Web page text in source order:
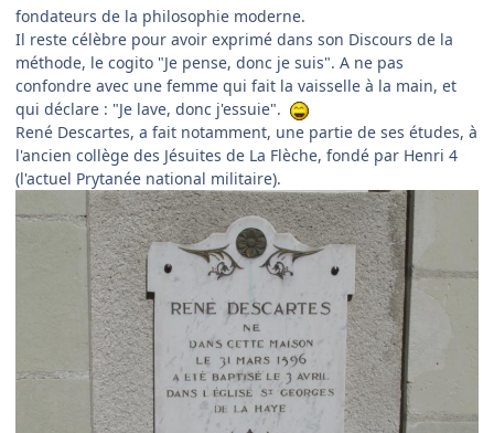
fondateurs de la philosophie moderne.
Il reste célèbre pour avoir exprimé dans son Discours de la
méthode, le cogito "Je pense, donc je suis". A ne pas
confondre avec une femme qui fait la vaisselle à la main, et
qui déclare : "Je lave, donc j'essuie".
René Descartes, a fait notamment, une partie de ses études, à
l'ancien collège des Jésuites de La Flèche, fondé par Henri 4
(l'actuel Prytanée national militaire).